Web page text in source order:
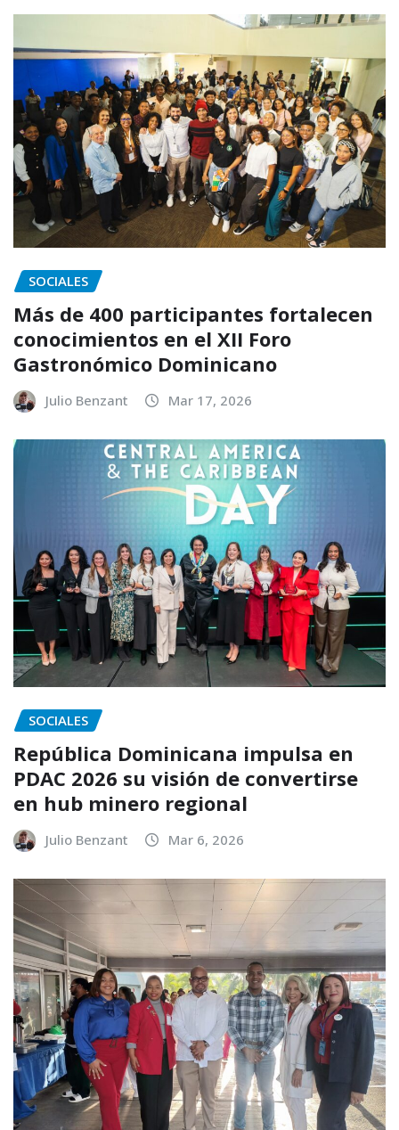
SOCIALES
Más de 400 participantes fortalecen
conocimientos en el XII Foro
Gastronómico Dominicano
Julio Benzant Mar 17, 2026
SOCIALES
República Dominicana impulsa en
PDAC 2026 su visión de convertirse
en hub minero regional
Julio Benzant Mar 6, 2026